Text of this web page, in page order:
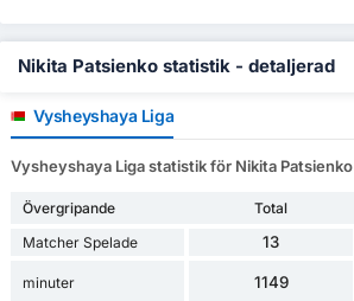
Nikita Patsienko statistik - detaljerad
Vysheyshaya Liga
Vysheyshaya Liga statistik för Nikita Patsienko
Övergripande Total
Matcher Spelade
13
minuter 1149